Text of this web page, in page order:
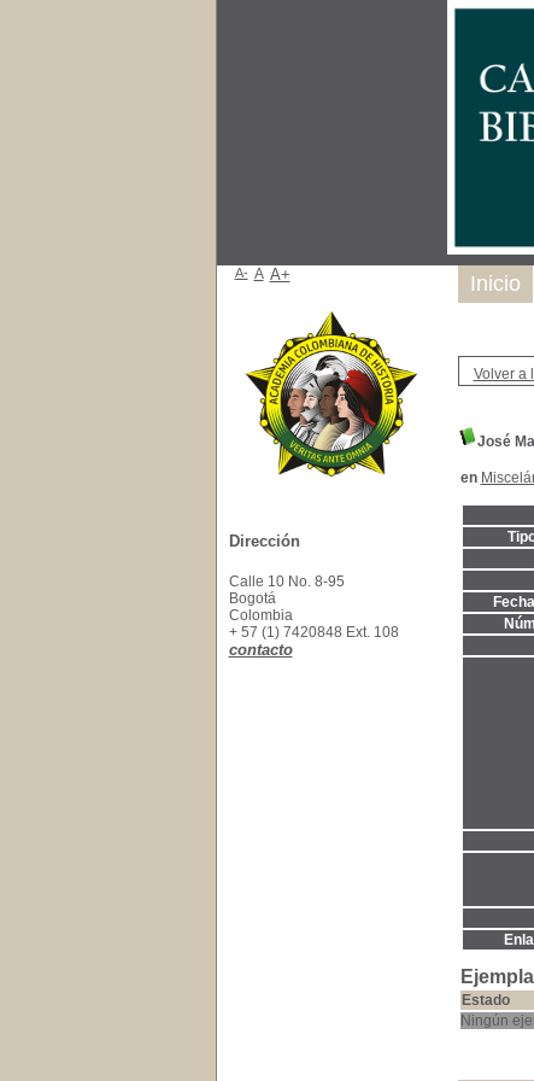
Volver a
José
en
Estado
Ningún
Inicio
A- A A+
Dirección
Calle 10 No. 8-95
Bogotá
Colombia
+ 57 (1) 7420848 Ext. 108
contacto